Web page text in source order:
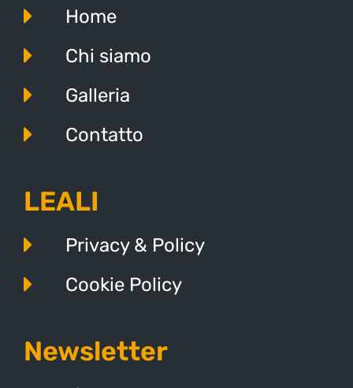
Home
Chi siamo
Galleria
Contatto
LEALI
Privacy & Policy
Cookie Policy
Newsletter